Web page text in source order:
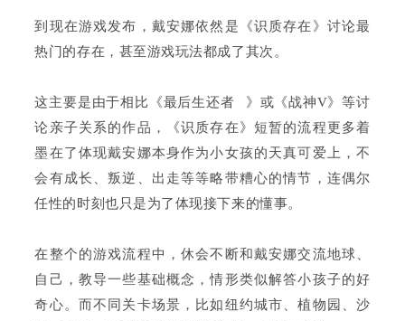
到现在游戏发布，戴安娜依然是《识质存在》讨论最
热门的存在，甚至游戏玩法都成了其次。
这主要是由于相比《最后生还者
》或《战神V》等讨
论亲子关系的作品，《识质存在》短暂的流程更多着
墨在了体现戴安娜本身作为小女孩的天真可爱上，不
会有成长、叛逆、出走等等略带糟心的情节，连偶尔
任性的时刻也只是为了体现接下来的懂事。
在整个的游戏流程中，休会不断和戴安娜交流地球、
自己，教导一些基础概念，情形类似解答小孩子的好
奇心。而不同关卡场景，比如纽约城市、植物园、沙